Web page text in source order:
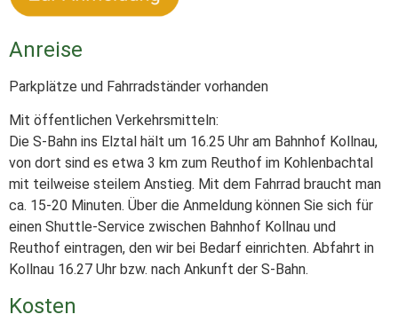
Anreise
Parkplätze und Fahrradständer vorhanden
Mit öffentlichen Verkehrsmitteln:
Die S-Bahn ins Elztal hält um 16.25 Uhr am Bahnhof Kollnau,
von dort sind es etwa 3 km zum Reuthof im Kohlenbachtal
mit teilweise steilem Anstieg. Mit dem Fahrrad braucht man
ca. 15-20 Minuten. Über die Anmeldung können Sie sich für
einen Shuttle-Service zwischen Bahnhof Kollnau und
Reuthof eintragen, den wir bei Bedarf einrichten. Abfahrt in
Kollnau 16.27 Uhr bzw. nach Ankunft der S-Bahn.
Kosten